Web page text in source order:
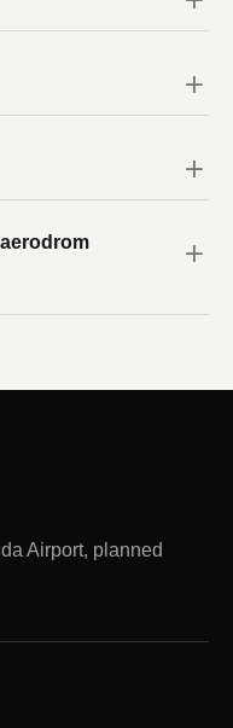
Airport, planned